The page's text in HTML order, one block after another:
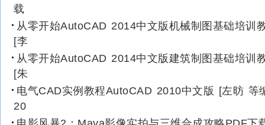
载
从零开始AutoCAD 2014中文版机械制图基础培训
[李
从零开始AutoCAD 2014中文版建筑制图基础培训
[朱
电气CAD实例教程AutoCAD 2010中文版 [左昉 等
20